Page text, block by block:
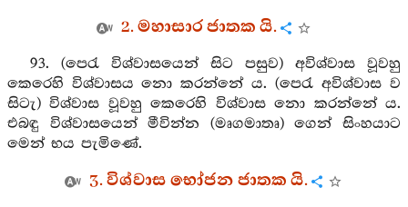
2. මහාසාර ජාතක යි.
93. (පෙරැ විශ්වාසයෙන් සිට පසුව) අවිශ්වාස වූවහු
කෙරෙහි විශ්වාසය නො කරන්නේ ය. (පෙරැ අවිශ්වාස ව
සිටැ) විශ්වාස වූවහු කෙරෙහි විශ්වාස නො කරන්නේ ය.
එබඳු විශ්වාසයෙන් මීවින්න (මෘගමාතෘ) ගෙන් සිංහයාට
මෙන් භය පැමිණේ.
3. විශ්වාස භෝජන ජාතක යි.